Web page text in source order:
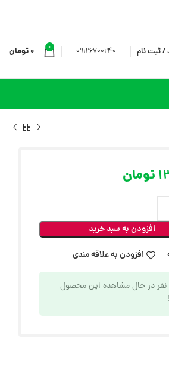
/ ثبت نام 09126700240
0
0تومان
تومان
افزودن به سبد خرید
افزودن به علاقه مندی
نفر در حال مشاهده این محصول